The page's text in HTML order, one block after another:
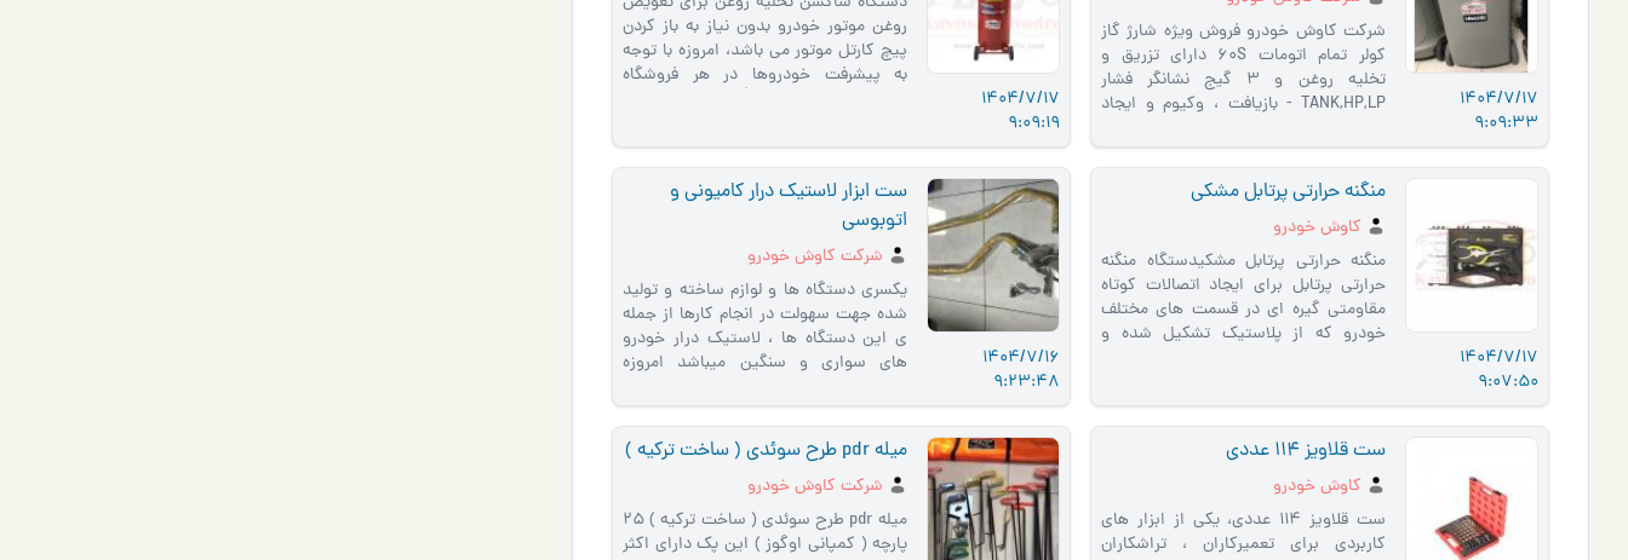
1404/7/17
9:09:33
شرکت کاوش خودرو فروش ویژه شارژ گاز
کولر تمام اتومات 60S دارای تزریق و
تخلیه روغن و 3 گیج نشانگر فشار
TANK,HP,LP - بازیافت ، وکیوم و ایجاد
بال…
1404/7/17
9:09:19
روغن موتور خودرو بدون نیاز به باز کردن
پیچ کارتل موتور می باشد، امروزه با توجه
به پیشرفت خودروها در هر فروشگاه
1404/7/17
9:07:50
منگنه حرارتی پرتابل مشکی
کاوش خودرو
منگنه حرارتی پرتابل مشکیدستگاه منگنه
حرارتی پرتابل برای ایجاد اتصالات کوتاه
مقاومتی گیره ای در قسمت های مختلف
خودرو که از پلاستیک تشکیل شده و
1404/7/16
9:23:48
ست ابزار لاستيك درار كاميوني و
اتوبوسي
شركت كاوش خودرو
يكسري دستگاه ها و لوازم ساخته و توليد
شده جهت سهولت در انجام كارها از جمله
ي اين دستگاه ها ، لاستيك درار خودرو
هاي سواري و سنگين ميباشد امروزه
ست قلاویز 114 عددی
کاوش خودرو
ست قلاویز 114 عددی، یکی از ابزار های
کاربردی برای تعمیرکاران ، تراشکاران
ميله pdr طرح سوئدي ( ساخت تركيه )
شركت كاوش خودرو
میله pdr طرح سوئدی ( ساخت ترکیه ) ۲۵
پارچه ( کمپانی اوگوز ) این پک دارای اکثر